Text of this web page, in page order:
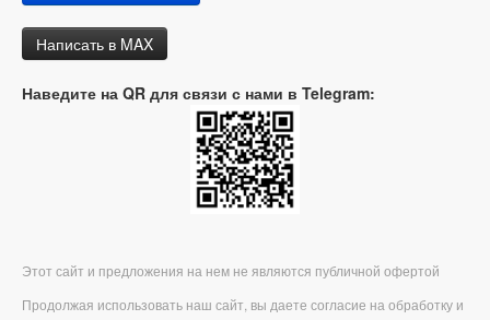
Написать в MAX
Наведите на QR для связи с нами в Telegram:
Этот сайт и предложения на нем не являются публичной офертой
Продолжая использовать наш сайт, вы даете согласие на обработку и